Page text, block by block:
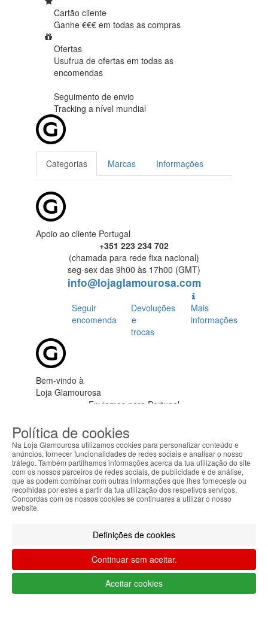
Cartão cliente
Ganhe €€€ em todas as compras
Ofertas
Usufrua de ofertas em todas as
encomendas
Seguimento de envio
Tracking a nível mundial
Categorias Marcas Informações
Apoio ao cliente Portugal
+351 223 234 702
(chamada para rede fixa nacional)
seg-sex das 9h00 às 17h00 (GMT)
info@lojaglamourosa.com
Seguir
encomenda
Devoluções
e
trocas
Mais
informações
Bem-vindo à
Loja Glamourosa
Enviamos para Portugal
As suas preferências
AJUDA
CARRINHO
EU
Política de cookies
Na Loja Glamourosa utilizamos cookies para personalizar conteúdo e
anúncios, fornecer funcionalidades de redes sociais e analisar o nosso
tráfego. Também partilhamos informações acerca da tua utilização do site
com os nossos parceiros de redes sociais, de publicidade e de análise,
que as podem combinar com outras informações que lhes forneceste ou
recolhidas por estes a partir da tua utilização dos respetivos serviços.
Concordas com os nossos cookies se continuares a utilizar o nosso
website.
Definições de cookies
Continuar sem aceitar.
Aceitar cookies